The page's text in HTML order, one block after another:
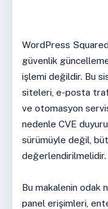
WordPress
güvenlik
işlemi değildir. Bu
siteleri, e-posta
ve otomasyon
nedenle CVE
sürümüyle değil,
değerlendirilmelidir.
Bu makalenin odak
panel erişimleri,